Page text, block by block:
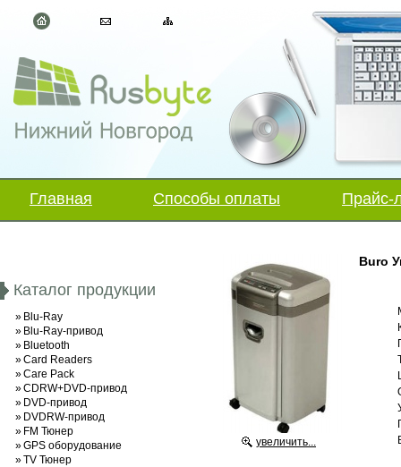
Главная Способы оплаты Прайс-
Каталог продукции
» Blu-Ray
» Blu-Ray-привод
» Bluetooth
»Card Readers
»Care Pack
»CDRW+DVD-привод
» DVD-привод
» DVDRW-привод
» FM Тюнер
»GPS оборудование
»TV Тюнер
увеличить...
Buro